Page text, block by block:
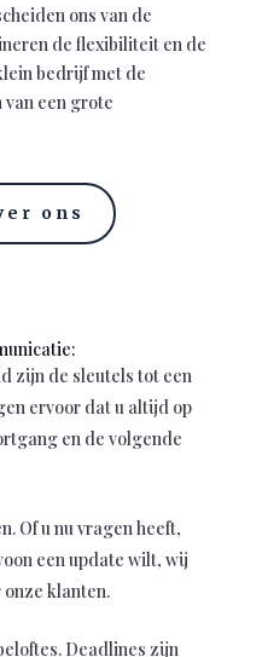
ons van de
de flexibiliteit en de
bedrijf met de
een grote
ons
zijn de sleutels tot een
ervoor dat u altijd op
en de volgende
Of u nu vragen heeft,
een update wilt, wij
klanten.
Deadlines zijn